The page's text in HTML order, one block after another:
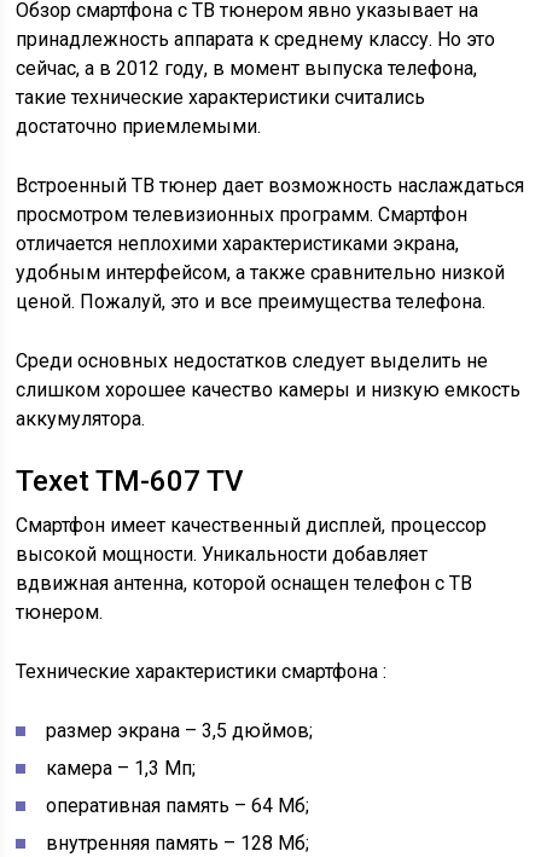
Обзор смартфона с ТВ тюнером явно указывает на
принадлежность аппарата к среднему классу. Но это
сейчас, а в 2012 году, в момент выпуска телефона,
такие технические характеристики считались
достаточно приемлемыми.
Встроенный ТВ тюнер дает возможность наслаждаться
просмотром телевизионных программ. Смартфон
отличается неплохими характеристиками экрана,
удобным интерфейсом, а также сравнительно низкой
ценой. Пожалуй, это и все преимущества телефона.
Среди основных недостатков следует выделить не
слишком хорошее качество камеры и низкую емкость
аккумулятора.
Texet TM-607 TV
Смартфон имеет качественный дисплей, процессор
высокой мощности. Уникальности добавляет
вдвижная антенна, которой оснащен телефон с ТВ
тюнером.
Технические характеристики смартфона :
размер экрана – 3,5 дюймов;
камера – 1,3 Мп;
оперативная память – 64 Мб;
внутренняя память – 128 Мб;